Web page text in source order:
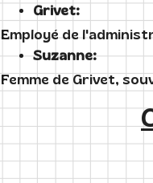
Grivet:
Employé de
Suzanne:
Femme de Grivet,